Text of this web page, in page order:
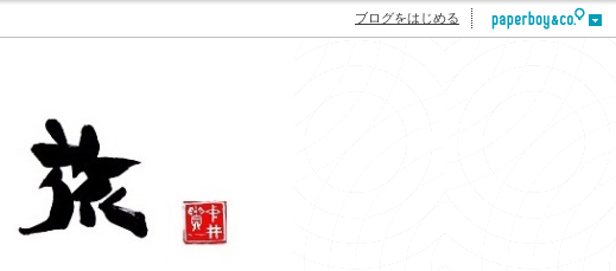
ブログをはじめる